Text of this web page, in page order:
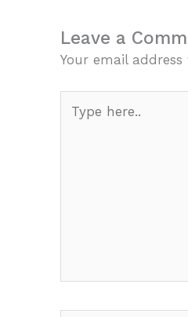
Leave a
Your email
here..